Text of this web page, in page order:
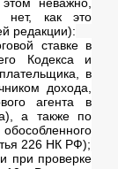
как это
редакции):
ставке в
Кодекса и
в
дохода,
агента в
а также по
226 НК РФ);
при проверке